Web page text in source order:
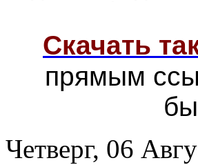
Скачать
прямым
Четверг, 06